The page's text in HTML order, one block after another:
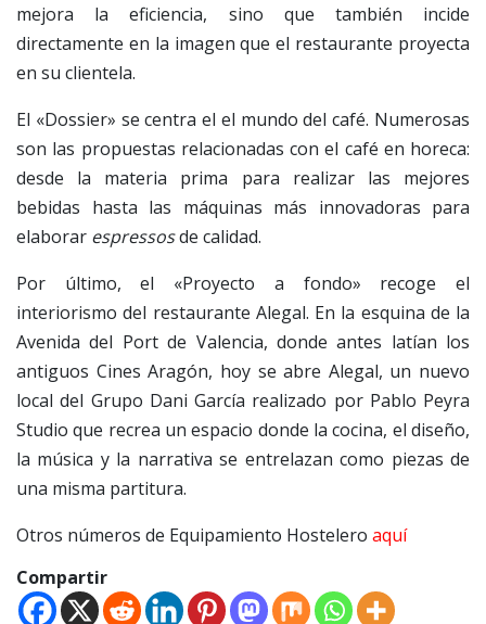
mejora la eficiencia, sino que también incide
directamente en la imagen que el restaurante proyecta
en su clientela.
El «Dossier» se centra el el mundo del café. Numerosas
son las propuestas relacionadas con el café en horeca:
desde la materia prima para realizar las mejores
bebidas hasta las máquinas más innovadoras para
elaborar espressosde calidad.
Por último, el «Proyecto a fondo» recoge el
interiorismo del restaurante Alegal. En la esquina de la
Avenida del Port de Valencia, donde antes latían los
antiguos Cines Aragón, hoy se abre Alegal, un nuevo
local del Grupo Dani García realizado por Pablo Peyra
Studio que recrea un espacio donde la cocina, el diseño,
la música y la narrativa se entrelazan como piezas de
una misma partitura.
Otros números de Equipamiento Hostelero aquí
Compartir